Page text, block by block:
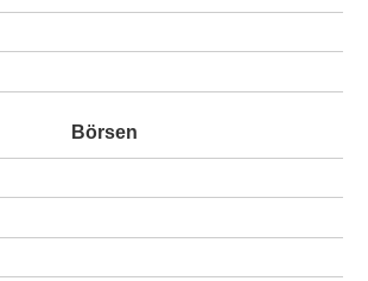
Börsen